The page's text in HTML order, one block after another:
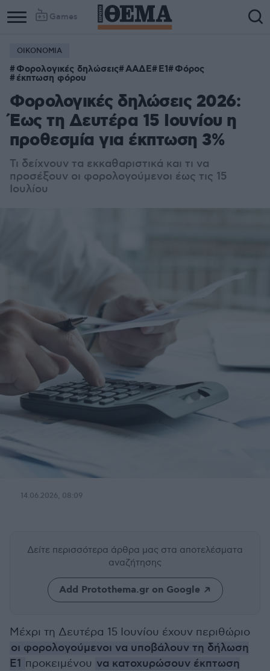
Games
ΟΙΚΟΝΟΜΙΑ
Φορολογικές δηλώσεις ΑΑΔΕ Ε1 Φόρος
έκπτωση φόρου
Φορολογικές δηλώσεις 2026:
Έως τη Δευτέρα 15 Ιουνίου η
προθεσμία για έκπτωση 3%
Τι δείχνουν τα εκκαθαριστικά και τι να
προσέξουν οι φορολογούμενοι έως τις 15
Ιουλίου
14.06.2026, 08:09
Δείτε περισσότερα άρθρα μας στα αποτελέσματα
αναζήτησης
Add Protothema.gr on Google
Μέχρι τη Δευτέρα 15 Ιουνίου έχουν περιθώριο
οι φορολογούμενοι να υποβάλουν τη δήλωση
Ε1 προκειμένου να κατοχυρώσουν έκπτωση